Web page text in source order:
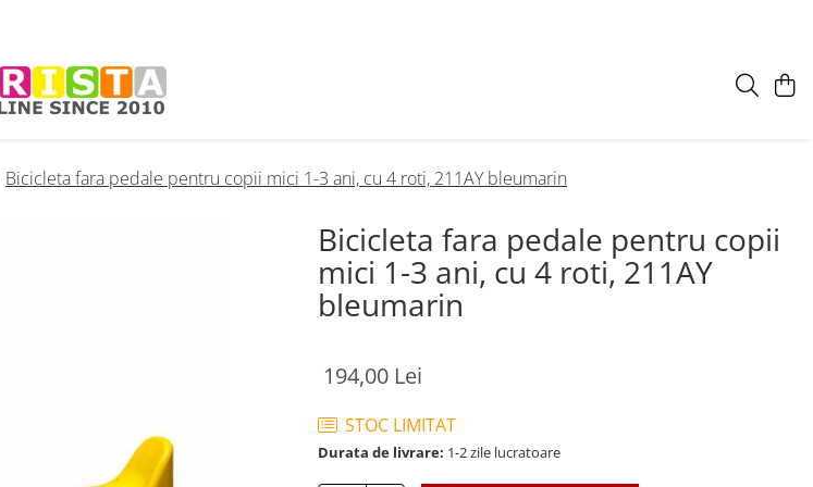
Bicicleta fara pedale pentru copii mici 1-3 ani, cu 4 roti, 211AY bleumarin
Bicicleta fara pedale pentru copii
mici 1-3 ani, cu 4 roti, 211AY
bleumarin
194,00 Lei
STOC LIMITAT
Durata de livrare: 1-2 zile lucratoare